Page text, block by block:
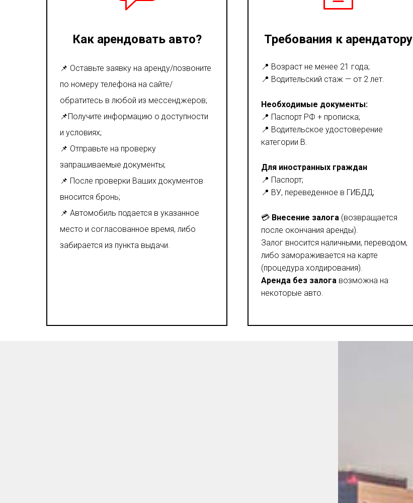
Как арендовать авто?
📌 Оставьте заявку на аренду/позвоните
по номеру телефона на сайте/
обратитесь в любой из мессенджеров;
📌Получите информацию о доступности
и условиях;
📌 Отправьте на проверку
запрашиваемые документы;
📌 После проверки Ваших документов
вносится бронь;
📌 Автомобиль подается в указанное
место и согласованное время, либо
забирается из пункта выдачи.
Требования к арендатору
📍 Возраст не менее 21 года;
📍 Водительский стаж — от 2 лет.
Необходимые документы:
📍 Паспорт РФ + прописка;
📍 Водительское удостоверение
категории В.
Для иностранных граждан
📍 Паспорт;
📍 ВУ, переведенное в ГИБДД;
💳 Внесение залога (возвращается
после окончания аренды).
Залог вносится наличными, переводом,
либо замораживается на карте
(процедура холдирования).
Аренда без залога возможна на
некоторые авто.